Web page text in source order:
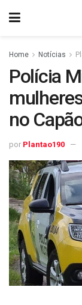
Home Notícias
Polícia
no
por Plantao190